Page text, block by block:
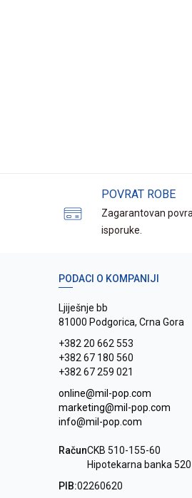
POVRAT ROBE
Zagarantovan
isporuke.
PODACI O KOMPANIJI
Ljiješnje bb
81000 Podgorica, Crna Gora
+382 20 662 553
+382 67 180 560
+382 67 259 021
online@mil-pop.com
marketing@mil-pop.com
info@mil-pop.com
RačunCKB 510-155-60
Hipotekarna banka
PIB:02260620